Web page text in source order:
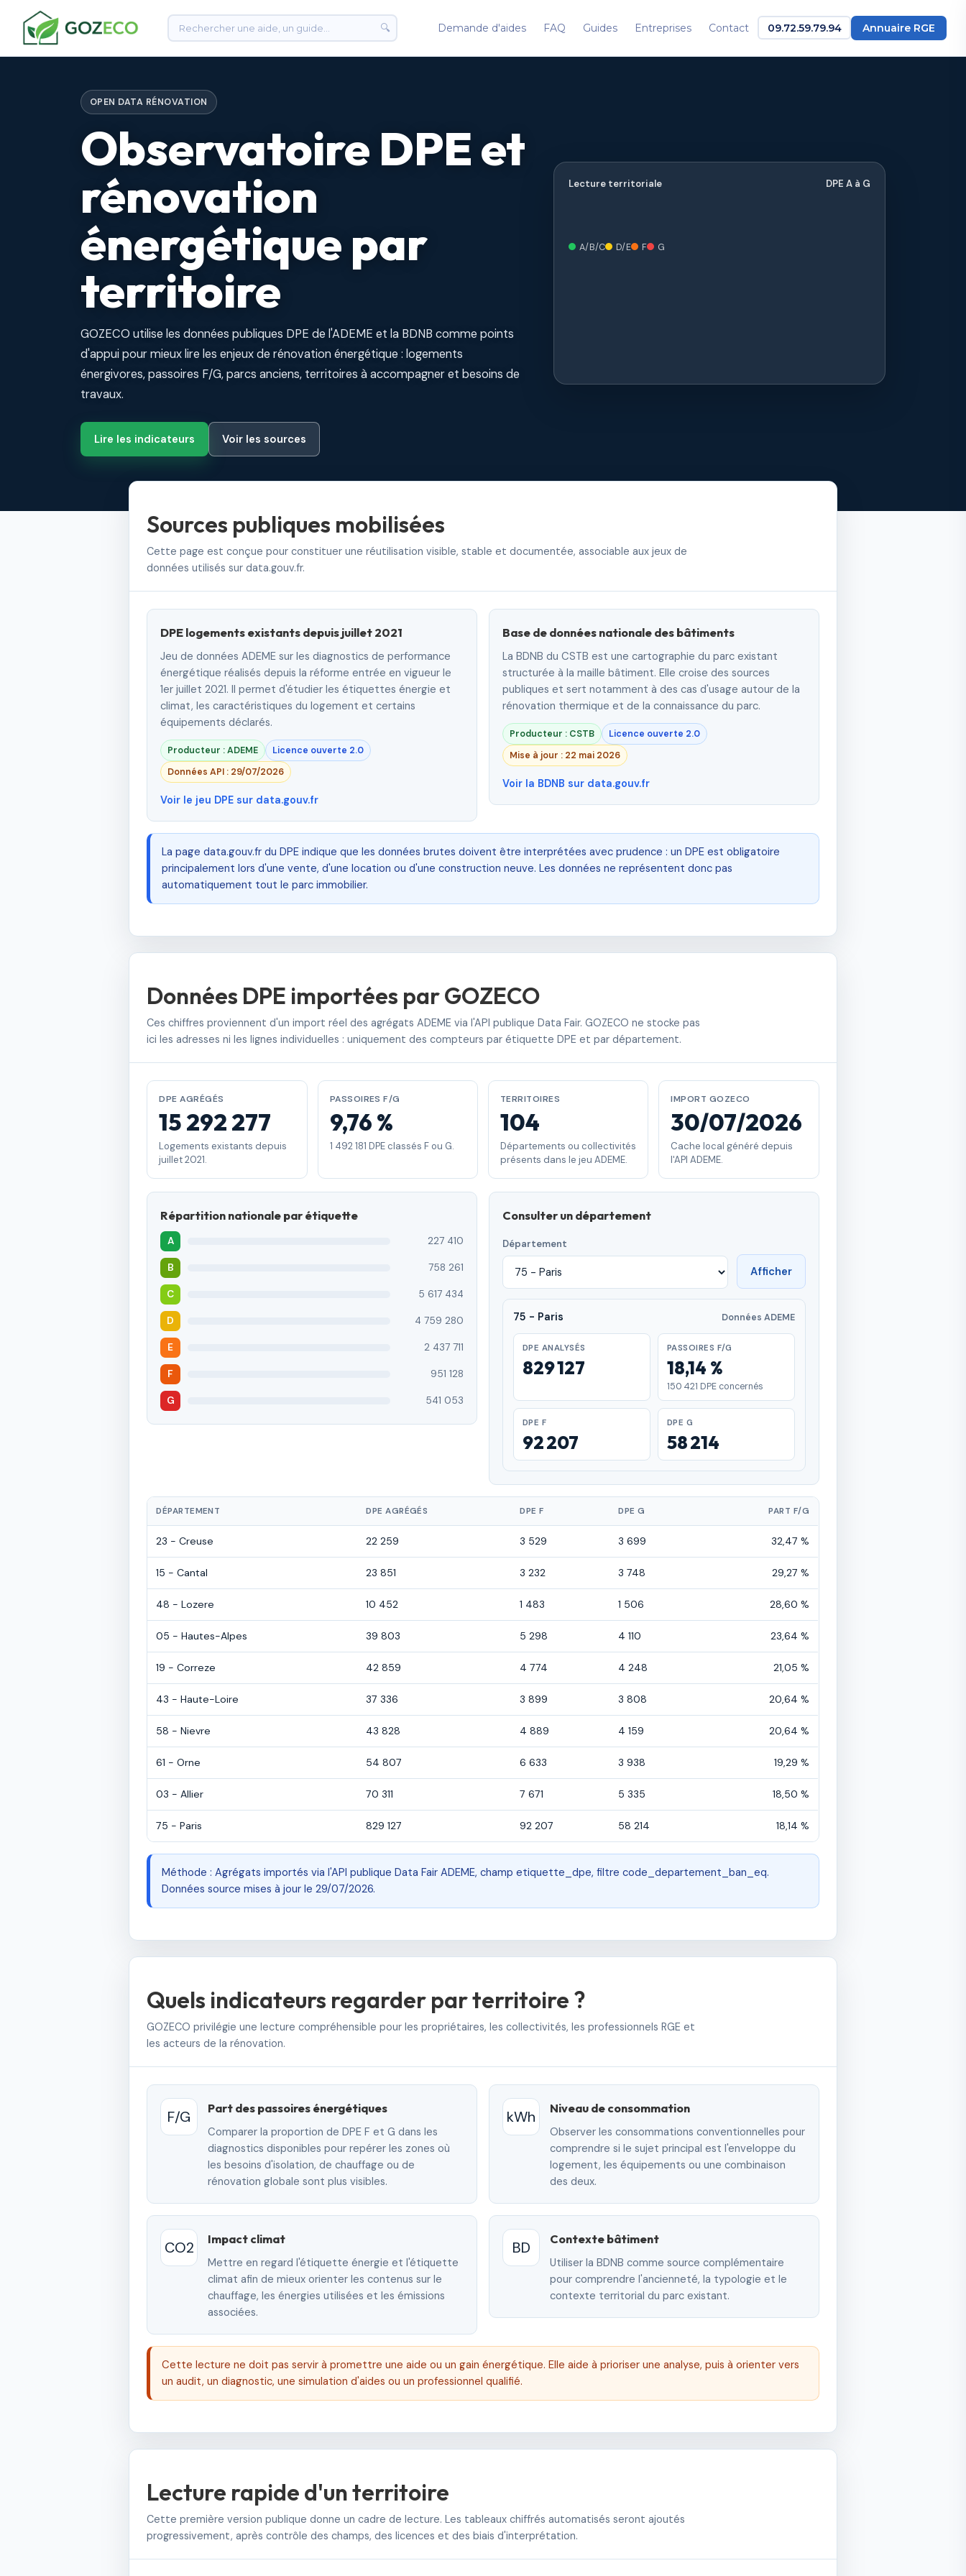
🔍 Demande d'aides FAQ Guides Entreprises Contact 09.72.59.79.94 Annuaire RGE
OPEN DATA RÉNOVATION
Observatoire DPE et
rénovation
énergétique par
territoire
GOZECO utilise les données publiques DPE de l'ADEME et la BDNB comme points
d'appui pour mieux lire les enjeux de rénovation énergétique : logements
énergivores, passoires F/G, parcs anciens, territoires à accompagner et besoins de
travaux.
Lire les indicateurs Voir les sources
Lecture territoriale DPE A à G
A/B/C D/E F G
Sources publiques mobilisées
Cette page est conçue pour constituer une réutilisation visible, stable et documentée, associable aux jeux de
données utilisés sur data.gouv.fr.
DPE logements existants depuis juillet 2021
Jeu de données ADEME sur les diagnostics de performance
énergétique réalisés depuis la réforme entrée en vigueur le
1er juillet 2021. Il permet d'étudier les étiquettes énergie et
climat, les caractéristiques du logement et certains
équipements déclarés.
Producteur : ADEME
Licence ouverte 2.0
Données API : 29/07/2026
Voir le jeu DPE sur data.gouv.fr
Base de données nationale des bâtiments
La BDNB du CSTB est une cartographie du parc existant
structurée à la maille bâtiment. Elle croise des sources
publiques et sert notamment à des cas d'usage autour de la
rénovation thermique et de la connaissance du parc.
Producteur : CSTB
Licence ouverte 2.0
Mise à jour : 22 mai 2026
Voir la BDNB sur data.gouv.fr
La page data.gouv.fr du DPE indique que les données brutes doivent être interprétées avec prudence : un DPE est obligatoire
principalement lors d'une vente, d'une location ou d'une construction neuve. Les données ne représentent donc pas
automatiquement tout le parc immobilier.
Données DPE importées par GOZECO
Ces chiffres proviennent d'un import réel des agrégats ADEME via l'API publique Data Fair. GOZECO ne stocke pas
ici les adresses ni les lignes individuelles : uniquement des compteurs par étiquette DPE et par département.
DPE AGRÉGÉS
15 292 277
Logements existants depuis
juillet 2021.
PASSOIRES F/G
9,76 %
1 492 181 DPE classés F ou G.
TERRITOIRES
104
Départements ou collectivités
présents dans le jeu ADEME.
IMPORT GOZECO
30/07/2026
Cache local généré depuis
l'API ADEME.
Répartition nationale par étiquette
A 227 410
B 758 261
C 5 617 434
D 4 759 280
E 2 437 711
F 951 128
G 541 053
Consulter un département
Département
Afficher
75 - Paris Données ADEME
DPE ANALYSÉS
829 127
PASSOIRES F/G
18,14 %
150 421 DPE concernés
DPE F
92 207
DPE G
58 214
DÉPARTEMENT DPE AGRÉGÉS DPE F DPE G PART F/G
23 - Creuse 22 259 3 529 3 699 32,47 %
15 - Cantal 23 851 3 232 3 748 29,27 %
48 - Lozere 10 452 1 483 1 506 28,60 %
05 - Hautes-Alpes 39 803 5 298 4 110 23,64 %
19 - Correze 42 859 4 774 4 248 21,05 %
43 - Haute-Loire 37 336 3 899 3 808 20,64 %
58 - Nievre 43 828 4 889 4 159 20,64 %
61 - Orne 54 807 6 633 3 938 19,29 %
03 - Allier 70 311 7 671 5 335 18,50 %
75 - Paris 829 127 92 207 58 214 18,14 %
Méthode : Agrégats importés via l'API publique Data Fair ADEME, champ etiquette_dpe, filtre code_departement_ban_eq.
Données source mises à jour le 29/07/2026.
Quels indicateurs regarder par territoire ?
GOZECO privilégie une lecture compréhensible pour les propriétaires, les collectivités, les professionnels RGE et
les acteurs de la rénovation.
F/G
Part des passoires énergétiques
Comparer la proportion de DPE F et G dans les
diagnostics disponibles pour repérer les zones où
les besoins d'isolation, de chauffage ou de
rénovation globale sont plus visibles.
kWh
Niveau de consommation
Observer les consommations conventionnelles pour
comprendre si le sujet principal est l'enveloppe du
logement, les équipements ou une combinaison
des deux.
CO2
Impact climat
Mettre en regard l'étiquette énergie et l'étiquette
climat afin de mieux orienter les contenus sur le
chauffage, les énergies utilisées et les émissions
associées.
BD
Contexte bâtiment
Utiliser la BDNB comme source complémentaire
pour comprendre l'ancienneté, la typologie et le
contexte territorial du parc existant.
Cette lecture ne doit pas servir à promettre une aide ou un gain énergétique. Elle aide à prioriser une analyse, puis à orienter vers
un audit, un diagnostic, une simulation d'aides ou un professionnel qualifié.
Lecture rapide d'un territoire
Cette première version publique donne un cadre de lecture. Les tableaux chiffrés automatisés seront ajoutés
progressivement, après contrôle des champs, des licences et des biais d'interprétation.